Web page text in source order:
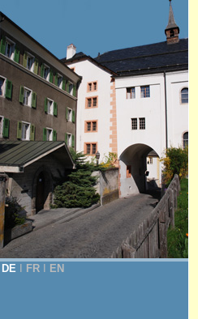
DE FR EN